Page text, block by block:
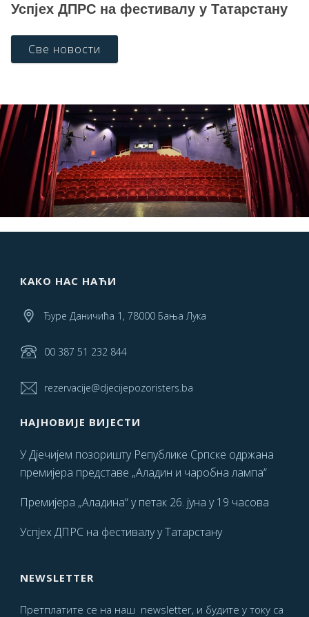
Успјех ДПРС на фестивалу у Татарстану
Све новости
КАКО НАС НАЋИ
Ђуре Даничића 1, 78000 Бања Лука
00 387 51 232 844
rezervacije@djecijepozoristers.ba
НАЈНОВИЈЕ ВИЈЕСТИ
У Дјечијем позоришту Републике Српске одржана
премијера представе „Аладин и чаробна лампа“
Премијера „Аладина“ у петак 26. јуна у 19 часова
Успјех ДПРС на фестивалу у Татарстану
NEWSLETTER
Претплатите се на наш newsletter, и будите у току са